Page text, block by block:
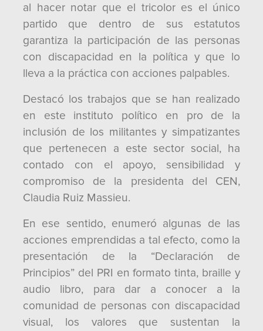
al hacer notar que el tricolor es el único
partido que dentro de sus estatutos
garantiza la participación de las personas
con discapacidad en la política y que lo
lleva a la práctica con acciones palpables.
Destacó los trabajos que se han realizado
en este instituto político en pro de la
inclusión de los militantes y simpatizantes
que pertenecen a este sector social, ha
contado con el apoyo, sensibilidad y
compromiso de la presidenta del CEN,
Claudia Ruiz Massieu.
En ese sentido, enumeró algunas de las
acciones emprendidas a tal efecto, como la
presentación de la “Declaración de
Principios” del PRI en formato tinta, braille y
audio libro, para dar a conocer a la
comunidad de personas con discapacidad
visual, los valores que sustentan la